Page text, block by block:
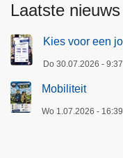
Laatste nieuws
Kies voor een
Do 30.07.2026 - 9:37
Mobiliteit
Wo 1.07.2026 - 16:39